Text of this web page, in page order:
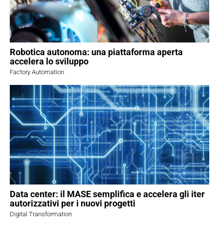
Robotica autonoma: una piattaforma aperta
accelera lo sviluppo
Factory Automation
Data center: il MASE semplifica e accelera gli iter
autorizzativi per i nuovi progetti
Digital Transformation